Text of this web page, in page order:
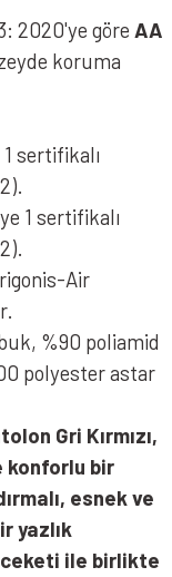
2020'ye göre AA
koruma
sertifikalı
1 sertifikalı
Air
%90 poliamid
polyester astar
Gri Kırmızı,
konforlu bir
esnek ve
yazlık
ile birlikte